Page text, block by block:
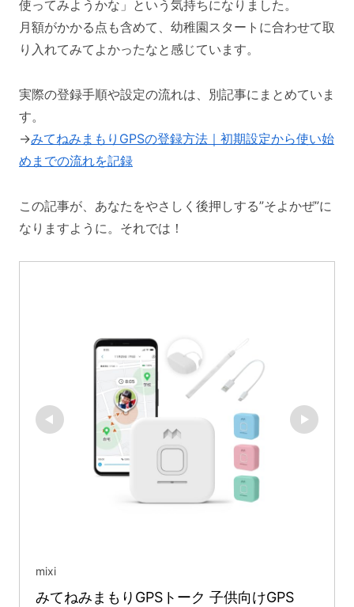
使ってみようかな」という気持ちになりました。
月額がかかる点も含めて、幼稚園スタートに合わせて取
り入れてみてよかったなと感じています。
実際の登録手順や設定の流れは、別記事にまとめていま
す。
→みてねみまもりGPSの登録方法｜初期設定から使い始
めまでの流れを記録
この記事が、あなたをやさしく後押しする”そよかぜ”に
なりますように。それでは！
mixi
みてねみまもりGPSトーク 子供向けGPS